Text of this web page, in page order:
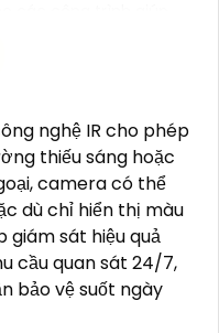
giới thiệu cho việc
khấu cao và giải
một đại lý công
kiếm Camera
Hãy đến với chúng
tư vấn về giải
nghệ IR cho phép
thiếu sáng hoặc
camera có thể
dù chỉ hiển thị màu
giám sát hiệu quả
cầu quan sát 24/7,
bảo vệ suốt ngày